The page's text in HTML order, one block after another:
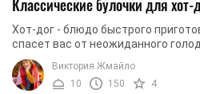
Классические булочки для хот-
Хот-дог - блюдо быстрого
спасет вас от неожиданного
доги, конечно же те, которые вы ...
Виктория Жмайло
10
150 4